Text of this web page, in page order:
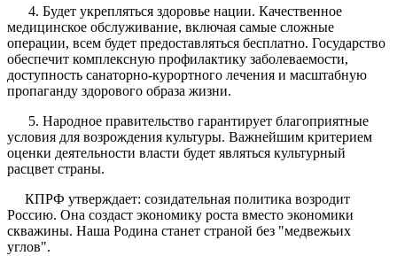
4. Будет укрепляться здоровье нации. Качественное
медицинское обслуживание, включая самые сложные
операции, всем будет предоставляться бесплатно. Государство
обеспечит комплексную профилактику заболеваемости,
доступность санаторно-курортного лечения и масштабную
пропаганду здорового образа жизни.
5. Народное правительство гарантирует благоприятные
условия для возрождения культуры. Важнейшим критерием
оценки деятельности власти будет являться культурный
расцвет страны.
КПРФ утверждает: созидательная политика возродит
Россию. Она создаст экономику роста вместо экономики
скважины. Наша Родина станет страной без "медвежьих
углов".